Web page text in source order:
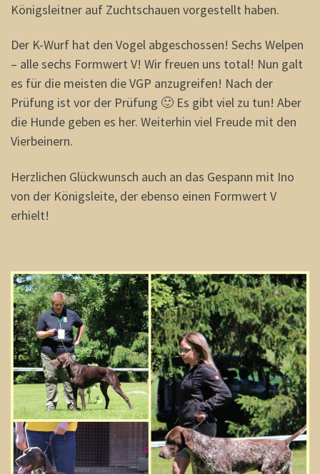
Königsleitner auf Zuchtschauen vorgestellt haben.
Der K-Wurf hat den Vogel abgeschossen! Sechs Welpen
– alle sechs Formwert V! Wir freuen uns total! Nun galt
es für die meisten die VGP anzugreifen! Nach der
Prüfung ist vor der Prüfung 🙂 Es gibt viel zu tun! Aber
die Hunde geben es her. Weiterhin viel Freude mit den
Vierbeinern.
Herzlichen Glückwunsch auch an das Gespann mit Ino
von der Königsleite, der ebenso einen Formwert V
erhielt!